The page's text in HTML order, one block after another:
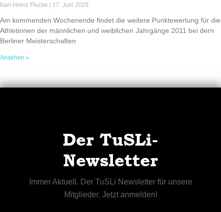
Karl-Heinz Flucke 17. Juni 2025
Am kommenden Wochenende findet die weitere Punktewertung für die
Athletinnen der männlichen und weiblichen Jahrgänge 2011 bei dern
Berliner Meisterschaften
Ansehen »
Der TuSLi-
Newsletter
Immer Aktuell. Der TuSLi Newsletter für unsere
Mitglieder. Jetzt anmelden!